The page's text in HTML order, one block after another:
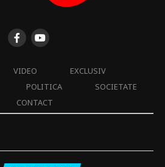
VIDEO
EXCLUSIV
POLITICA
SOCIETATE
CONTACT